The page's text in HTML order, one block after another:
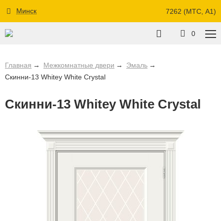
Минск 7262 (МТС, A1)
0
Главная Межкомнатные двери
Эмаль
Скинни-13 Whitey White Crystal
Скинни-13 Whitey White Crystal